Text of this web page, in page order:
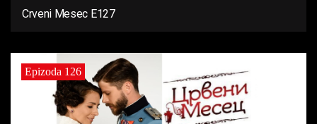
Crveni Mesec E127
Epizoda 126